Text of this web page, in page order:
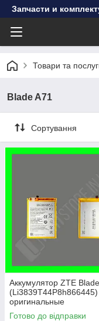
Запчасти и
Товари та
Blade A71
Сортування
Аккумулятор ZTE
(Li3839T44P8h866445)
оригинальные
комплектующие
Готово до відправки